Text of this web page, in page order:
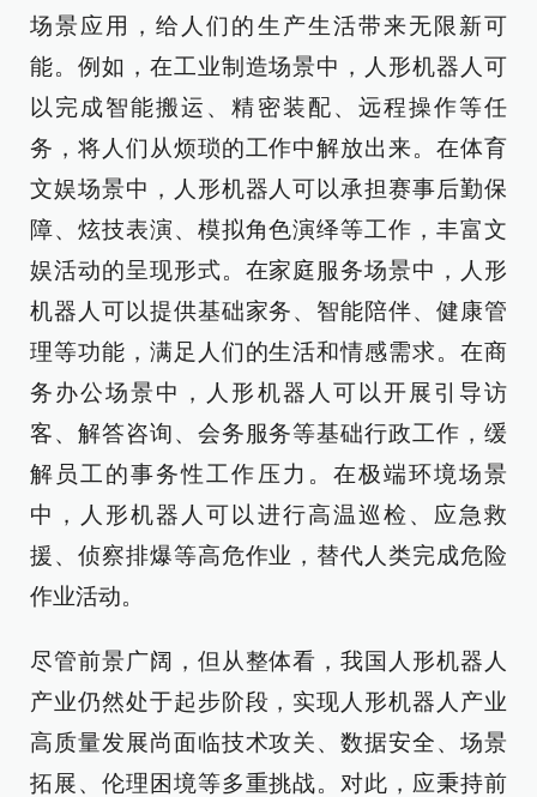
场景应用，给人们的生产生活带来无限新可
能。例如，在工业制造场景中，人形机器人可
以完成智能搬运、精密装配、远程操作等任
务，将人们从烦琐的工作中解放出来。在体育
文娱场景中，人形机器人可以承担赛事后勤保
障、炫技表演、模拟角色演绎等工作，丰富文
娱活动的呈现形式。在家庭服务场景中，人形
机器人可以提供基础家务、智能陪伴、健康管
理等功能，满足人们的生活和情感需求。在商
务办公场景中，人形机器人可以开展引导访
客、解答咨询、会务服务等基础行政工作，缓
解员工的事务性工作压力。在极端环境场景
中，人形机器人可以进行高温巡检、应急救
援、侦察排爆等高危作业，替代人类完成危险
作业活动。
尽管前景广阔，但从整体看，我国人形机器人
产业仍然处于起步阶段，实现人形机器人产业
高质量发展尚面临技术攻关、数据安全、场景
拓展、伦理困境等多重挑战。对此，应秉持前